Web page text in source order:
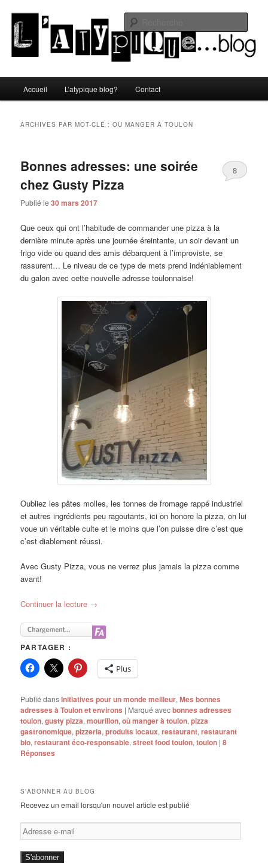
contenu
principal
contenu
secondaireL'atypique blog
principal
Accueil L’atypique blog? Contact
ARCHIVES PAR MOT-CLÉ :OÙ MANGER À TOULON
Bonnes adresses: une soirée
chez Gusty Pizza
Publié le30 mars 2017
8
Que ceux qui ont l’habitude de commander une pizza à la
dernière minute après une journée éreintante, un soir devant un
frigo vide ou quand des amis débarquent à l’improviste, se
rassurent… Le niveau de ce type de mets prend indéniablement
du galon avec cette nouvelle adresse toulonnaise!
Oubliez les pâtes molles, les tonnes de fromage rappé industriel
et autres ingrédients peu ragoutants, ici on honore la pizza, on lui
voue un véritable culte et le moins que l’on puisse dire c’est que
c’est diablement réussi.
Avec Gusty Pizza, vous ne verrez plus jamais la pizza comme
avant!
Continuer la lecture →
PARTAGER :
Plus
Publié dansInitiatives pour un monde meilleur,Mes bonnes
adresses à Toulon et environs | Marqué avecbonnes adresses
toulon,gusty pizza,mourillon,où manger à toulon,pizza
gastronomique,pizzeria,produits locaux,restaurant,restaurant
bio,restaurant éco-responsable,street food toulon,toulon |8
Réponses
S'ABONNER AU BLOG
Recevez un email lorsqu'un nouvel article est publié
Adresse
e-
mail
S'abonner